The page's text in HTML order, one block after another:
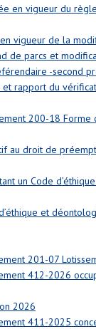
en vigueur du
vigueur de la
de parcs et
-second
rapport du
200-18 Forme
au droit de
un Code
et
201-07
412-2026
2026
411-2025